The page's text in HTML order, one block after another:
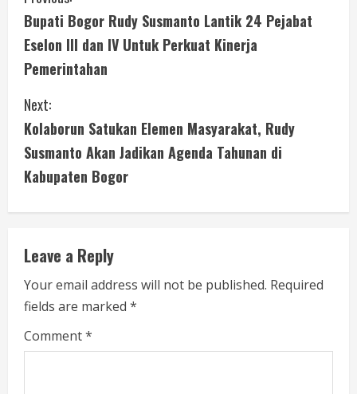
o
n
t
i
n
R
e
a
Bupati Bogor Rudy Susmanto Lantik 24 Pejabat
Eselon III dan IV Untuk Perkuat Kinerja
Pemerintahan
Next:
Kolaborun Satukan Elemen Masyarakat, Rudy
Susmanto Akan Jadikan Agenda Tahunan di
Kabupaten Bogor
Leave a Reply
Your email address will not be published. Required
fields are marked *
Comment*